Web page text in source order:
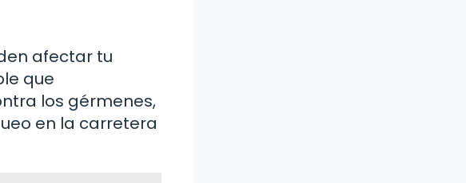
afectar tu
que
los gérmenes,
en la carretera